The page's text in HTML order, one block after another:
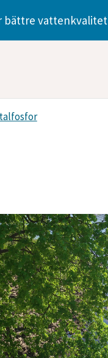
bättre vattenkvalitet